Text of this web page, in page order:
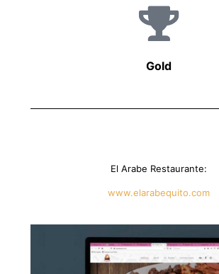
Gold
El Arabe Restaurante:
www.elarabequito.com